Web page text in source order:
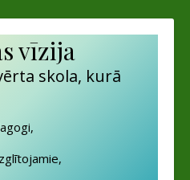
vīzija
skola, kurā